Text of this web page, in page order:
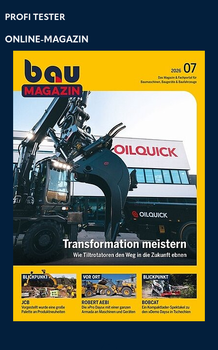
PROFI TESTER
ONLINE-MAGAZIN